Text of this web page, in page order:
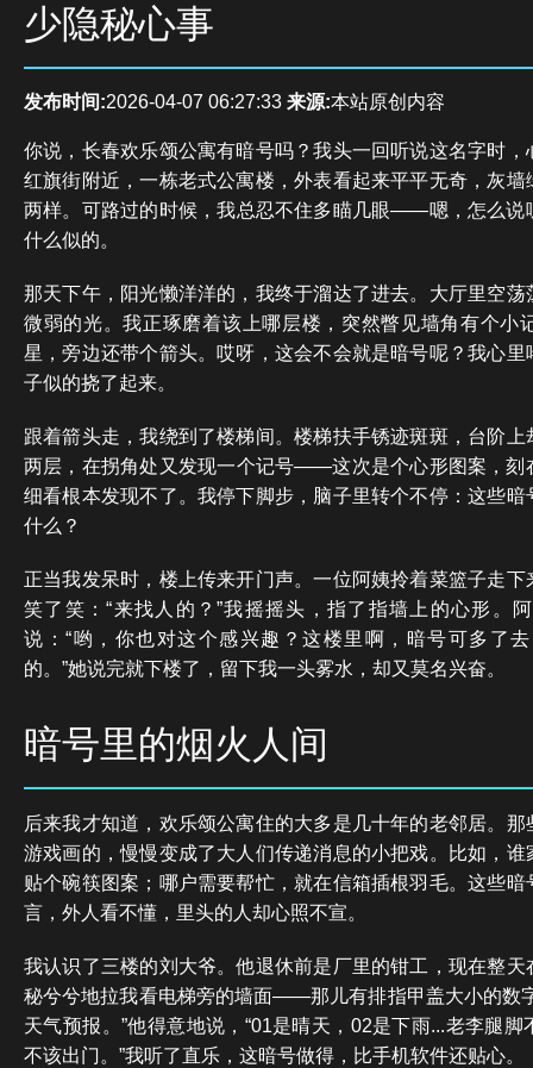
少隐秘心事
发布时间:2026-04-07 06:27:33 来源:本站原创内容
你说，长春欢乐颂公寓有暗号吗？我头一回听说这名字时
红旗街附近，一栋老式公寓楼，外表看起来平平无奇，灰
两样。可路过的时候，我总忍不住多瞄几眼——嗯，怎么说
什么似的。
那天下午，阳光懒洋洋的，我终于溜达了进去。大厅里空
微弱的光。我正琢磨着该上哪层楼，突然瞥见墙角有个小
星，旁边还带个箭头。哎呀，这会不会就是暗号呢？我心
子似的挠了起来。
跟着箭头走，我绕到了楼梯间。楼梯扶手锈迹斑斑，台阶
两层，在拐角处又发现一个记号——这次是个心形图案，刻
细看根本发现不了。我停下脚步，脑子里转个不停：这些
什么？
正当我发呆时，楼上传来开门声。一位阿姨拎着菜篮子走
笑了笑：“来找人的？”我摇摇头，指了指墙上的心形。
说：“哟，你也对这个感兴趣？这楼里啊，暗号可多了
的。”她说完就下楼了，留下我一头雾水，却又莫名兴奋。
暗号里的烟火人间
后来我才知道，欢乐颂公寓住的大多是几十年的老邻居。
游戏画的，慢慢变成了大人们传递消息的小把戏。比如，
贴个碗筷图案；哪户需要帮忙，就在信箱插根羽毛。这些
言，外人看不懂，里头的人却心照不宣。
我认识了三楼的刘大爷。他退休前是厂里的钳工，现在整
秘兮兮地拉我看电梯旁的墙面——那儿有排指甲盖大小的数
天气预报。”他得意地说，“01是晴天，02是下雨...老李腿
不该出门。”我听了直乐，这暗号做得，比手机软件还贴心。